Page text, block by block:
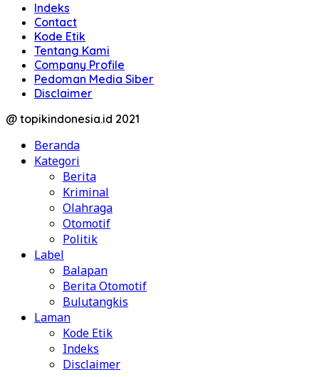
Indeks
Contact
Kode Etik
Tentang Kami
Company Profile
Pedoman Media Siber
Disclaimer
@ topikindonesia.id 2021
Beranda
Kategori
Berita
Kriminal
Olahraga
Otomotif
Politik
Label
Balapan
Berita Otomotif
Bulutangkis
Laman
Kode Etik
Indeks
Disclaimer